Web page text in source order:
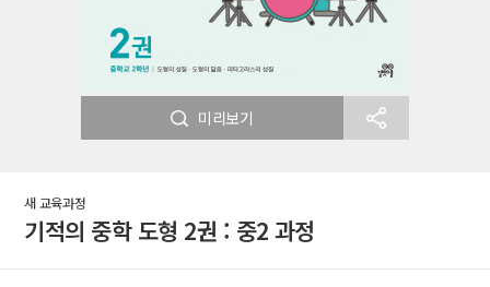
미리보기
새 교육과정
기적의 중학 도형 2권 : 중2 과정